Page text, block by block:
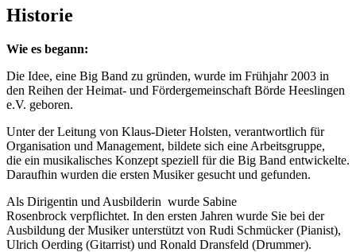
Historie
Wie es begann:
Die Idee, eine Big Band zu gründen, wurde im Frühjahr 2003 in
den Reihen der Heimat- und Fördergemeinschaft Börde Heeslingen
e.V. geboren.
Unter der Leitung von Klaus-Dieter Holsten, verantwortlich für
Organisation und Management, bildete sich eine Arbeitsgruppe,
die ein musikalisches Konzept speziell für die Big Band entwickelte.
Daraufhin wurden die ersten Musiker gesucht und gefunden.
Als Dirigentin und Ausbilderin wurde Sabine
Rosenbrock verpflichtet. In den ersten Jahren wurde Sie bei der
Ausbildung der Musiker unterstützt von Rudi Schmücker (Pianist),
Ulrich Oerding (Gitarrist) und Ronald Dransfeld (Drummer).